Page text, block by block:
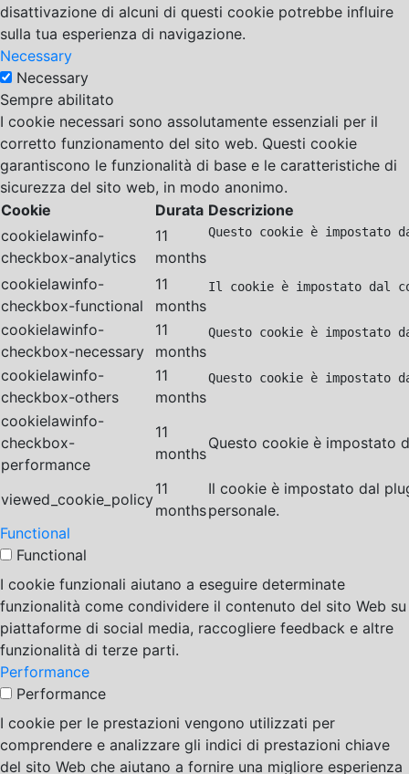
disattivazione di alcuni di questi cookie potrebbe influire
sulla tua esperienza di navigazione.
Necessary
Necessary
Sempre abilitato
I cookie necessari sono assolutamente essenziali per il
corretto funzionamento del sito web. Questi cookie
garantiscono le funzionalità di base e le caratteristiche di
sicurezza del sito web, in modo anonimo.
Cookie
Durata Descrizione
cookielawinfo-
checkbox-analytics
11
months
Questo cookie è
cookielawinfo-
checkbox-functional
11
months
Il cookie è impostato dal
cookielawinfo-
checkbox-necessary
11
months
Questo cookie è impostato
cookielawinfo-
checkbox-others
11
months
Questo cookie è
cookielawinfo-
checkbox-
performance
11
months
Questo cookie è impostato
viewed_cookie_policy
11
months
Il cookie è impostato dal
personale.
Functional
Functional
I cookie funzionali aiutano a eseguire determinate
funzionalità come condividere il contenuto del sito Web su
piattaforme di social media, raccogliere feedback e altre
funzionalità di terze parti.
Performance
Performance
I cookie per le prestazioni vengono utilizzati per
comprendere e analizzare gli indici di prestazioni chiave
del sito Web che aiutano a fornire una migliore esperienza